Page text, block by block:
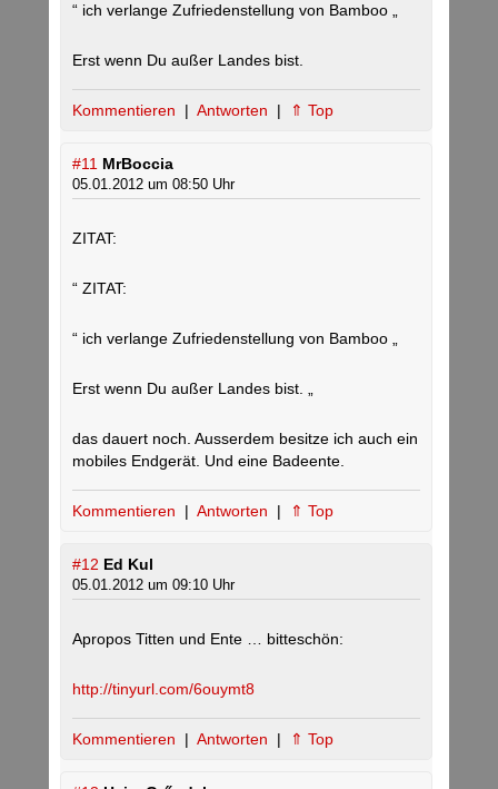
“ ich verlange Zufriedenstellung von Bamboo „
Erst wenn Du außer Landes bist.
Kommentieren | Antworten | ⇑ Top
#11 MrBoccia
05.01.2012 um 08:50 Uhr
ZITAT:
“ ZITAT:
“ ich verlange Zufriedenstellung von Bamboo „
Erst wenn Du außer Landes bist. „
das dauert noch. Ausserdem besitze ich auch ein
mobiles Endgerät. Und eine Badeente.
Kommentieren | Antworten | ⇑ Top
#12 Ed Kul
05.01.2012 um 09:10 Uhr
Apropos Titten und Ente … bitteschön:
http://tinyurl.com/6ouymt8
Kommentieren | Antworten | ⇑ Top